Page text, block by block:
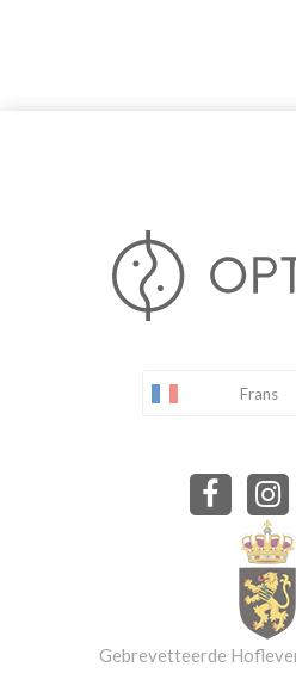
Frans
Gebrevetteerde